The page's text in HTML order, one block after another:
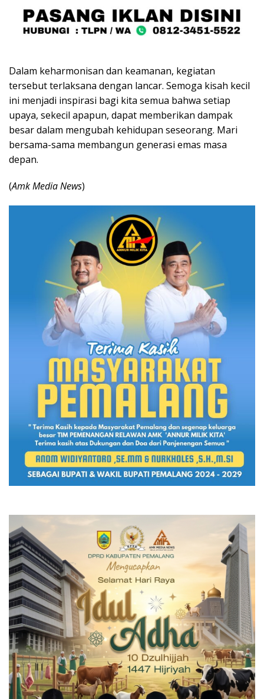
Dalam keharmonisan dan keamanan, kegiatan
tersebut terlaksana dengan lancar. Semoga kisah kecil
ini menjadi inspirasi bagi kita semua bahwa setiap
upaya, sekecil apapun, dapat memberikan dampak
besar dalam mengubah kehidupan seseorang. Mari
bersama-sama membangun generasi emas masa
depan.
(Amk Media News)